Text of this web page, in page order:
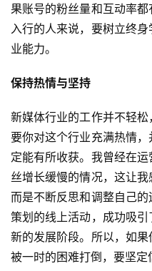
果账号的粉丝量和互动率
入行的人来说，要树立终
业能力。
保持热情与坚持
新媒体行业的工作并不轻
要你对这个行业充满热情
定能有所收获。我曾经在
丝增长缓慢的情况，这让我
而是不断反思和调整自己
策划的线上活动，成功吸
新的发展阶段。所以，如
被一时的困难打倒，要坚定